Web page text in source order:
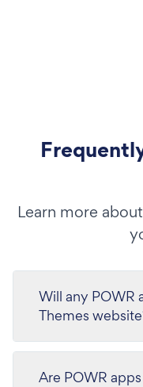
Learn more
Will any POWR
Themes
Are POWR